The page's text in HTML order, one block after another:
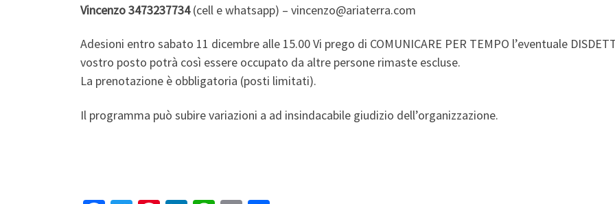
Vincenzo 3473237734(cell e whatsapp) – vincenzo@ariaterra.com
Adesioni entro sabato 11 dicembre alle 15.00 Vi prego di COMUNICARE PER TEMPO l’eventuale
vostro posto potrà così essere occupato da altre persone rimaste escluse.
La prenotazione è obbligatoria (posti limitati).
Il programma può subire variazioni a ad insindacabile giudizio dell’organizzazione.